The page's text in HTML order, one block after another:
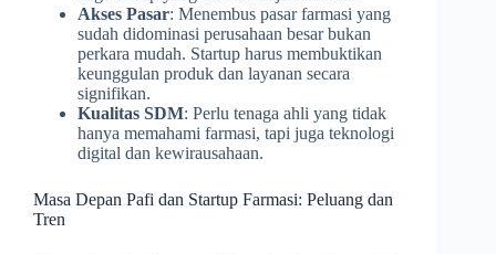
Akses Pasar: Menembus pasar farmasi yang
sudah didominasi perusahaan besar bukan
perkara mudah. Startup harus membuktikan
keunggulan produk dan layanan secara
signifikan.
Kualitas SDM: Perlu tenaga ahli yang tidak
hanya memahami farmasi, tapi juga teknologi
digital dan kewirausahaan.
Masa Depan Pafi dan Startup Farmasi: Peluang dan
Tren